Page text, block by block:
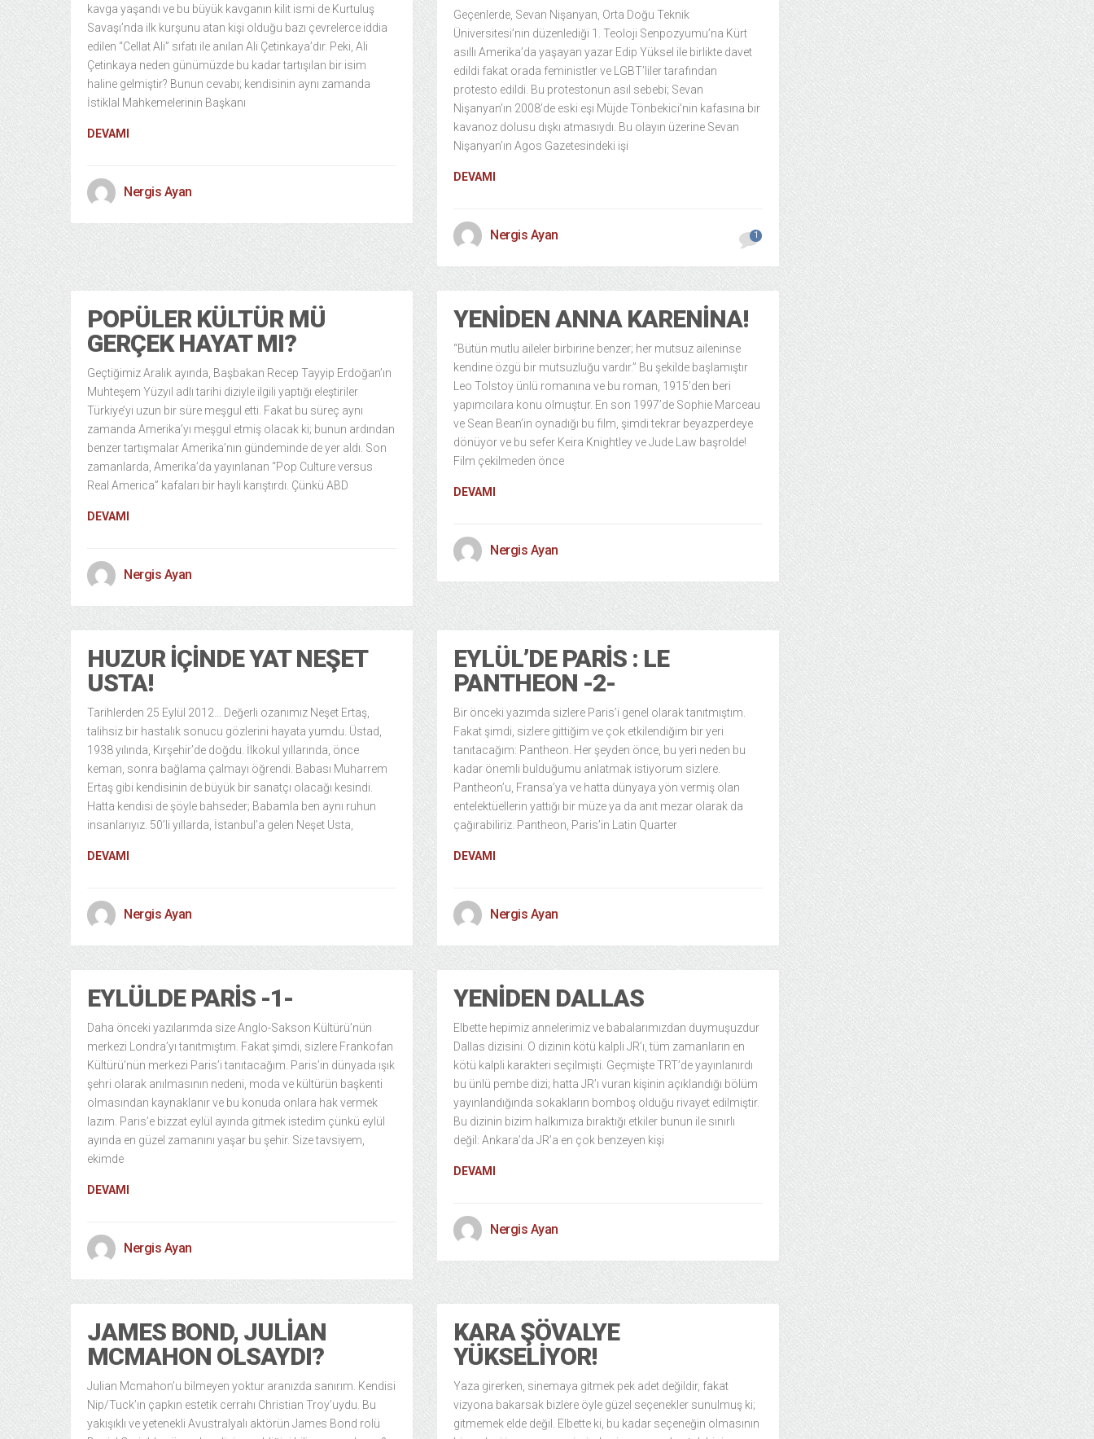
kavga yaşandı ve bu büyük kavganın kilit ismi de Kurtuluş
Savaşı’nda ilk kurşunu atan kişi olduğu bazı çevrelerce iddia
edilen “Cellat Ali” sıfatı ile anılan Ali Çetinkaya’dır. Peki, Ali
Çetinkaya neden günümüzde bu kadar tartışılan bir isim
haline gelmiştir? Bunun cevabı; kendisinin aynı zamanda
İstiklal Mahkemelerinin Başkanı
DEVAMI
Nergis Ayan
Geçenlerde, Sevan Nişanyan, Orta Doğu Teknik
Üniversitesi’nin düzenlediği 1. Teoloji Senpozyumu’na Kürt
asıllı Amerika’da yaşayan yazar Edip Yüksel ile birlikte davet
edildi fakat orada feministler ve LGBT’liler tarafından
protesto edildi. Bu protestonun asıl sebebi; Sevan
Nişanyan’ın 2008’de eski eşi Müjde Tönbekici’nin kafasına bir
kavanoz dolusu dışkı atmasıydı. Bu olayın üzerine Sevan
Nişanyan’ın Agos Gazetesindeki işi
DEVAMI
Nergis Ayan 1
POPÜLER KÜLTÜR MÜ
GERÇEK HAYAT MI?
Geçtiğimiz Aralık ayında, Başbakan Recep Tayyip Erdoğan’ın
Muhteşem Yüzyıl adlı tarihi diziyle ilgili yaptığı eleştiriler
Türkiye’yi uzun bir süre meşgul etti. Fakat bu süreç aynı
zamanda Amerika’yı meşgul etmiş olacak ki; bunun ardından
benzer tartışmalar Amerika’nın gündeminde de yer aldı. Son
zamanlarda, Amerika’da yayınlanan “Pop Culture versus
Real America” kafaları bir hayli karıştırdı. Çünkü ABD
DEVAMI
Nergis Ayan
YENIDEN ANNA KARENINA!
“Bütün mutlu aileler birbirine benzer; her mutsuz aileninse
kendine özgü bir mutsuzluğu vardır.” Bu şekilde başlamıştır
Leo Tolstoy ünlü romanına ve bu roman, 1915’den beri
yapımcılara konu olmuştur. En son 1997’de Sophie Marceau
ve Sean Bean’in oynadığı bu film, şimdi tekrar beyazperdeye
dönüyor ve bu sefer Keira Knightley ve Jude Law başrolde!
Film çekilmeden önce
DEVAMI
Nergis Ayan
HUZUR İÇINDE YAT NEŞET
USTA!
Tarihlerden 25 Eylül 2012… Değerli ozanımız Neşet Ertaş,
talihsiz bir hastalık sonucu gözlerini hayata yumdu. Üstad,
1938 yılında, Kırşehir’de doğdu. İlkokul yıllarında, önce
keman, sonra bağlama çalmayı öğrendi. Babası Muharrem
Ertaş gibi kendisinin de büyük bir sanatçı olacağı kesindi.
Hatta kendisi de şöyle bahseder; Babamla ben aynı ruhun
insanlarıyız. 50’li yıllarda, İstanbul’a gelen Neşet Usta,
DEVAMI
Nergis Ayan
EYLÜL’DE PARIS : LE
PANTHEON -2-
Bir önceki yazımda sizlere Paris’i genel olarak tanıtmıştım.
Fakat şimdi, sizlere gittiğim ve çok etkilendiğim bir yeri
tanıtacağım: Pantheon. Her şeyden önce, bu yeri neden bu
kadar önemli bulduğumu anlatmak istiyorum sizlere.
Pantheon’u, Fransa’ya ve hatta dünyaya yön vermiş olan
entelektüellerin yattığı bir müze ya da anıt mezar olarak da
çağırabiliriz. Pantheon, Paris’in Latin Quarter
DEVAMI
Nergis Ayan
EYLÜLDE PARIS -1-
Daha önceki yazılarımda size Anglo-Sakson Kültürü’nün
merkezi Londra’yı tanıtmıştım. Fakat şimdi, sizlere Frankofan
Kültürü’nün merkezi Paris’i tanıtacağım. Paris’in dünyada ışık
şehri olarak anılmasının nedeni, moda ve kültürün başkenti
olmasından kaynaklanır ve bu konuda onlara hak vermek
lazım. Paris’e bizzat eylül ayında gitmek istedim çünkü eylül
ayında en güzel zamanını yaşar bu şehir. Size tavsiyem,
ekimde
DEVAMI
Nergis Ayan
YENIDEN DALLAS
Elbette hepimiz annelerimiz ve babalarımızdan duymuşuzdur
Dallas dizisini. O dizinin kötü kalpli JR’ı, tüm zamanların en
kötü kalpli karakteri seçilmişti. Geçmişte TRT’de yayınlanırdı
bu ünlü pembe dizi; hatta JR’ı vuran kişinin açıklandığı bölüm
yayınlandığında sokakların bomboş olduğu rivayet edilmiştir.
Bu dizinin bizim halkımıza bıraktığı etkiler bunun ile sınırlı
değil: Ankara’da JR’a en çok benzeyen kişi
DEVAMI
Nergis Ayan
JAMES BOND, JULIAN
MCMAHON OLSAYDI?
Julian Mcmahon’u bilmeyen yoktur aranızda sanırım. Kendisi
Nip/Tuck’ın çapkın estetik cerrahı Christian Troy’uydu. Bu
yakışıklı ve yetenekli Avustralyalı aktörün James Bond rolü
KARA ŞÖVALYE
YÜKSELIYOR!
Yaza girerken, sinemaya gitmek pek adet değildir, fakat
vizyona bakarsak bizlere öyle güzel seçenekler sunulmuş ki;
gitmemek elde değil. Elbette ki, bu kadar seçeneğin olmasının